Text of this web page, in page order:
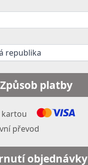
republika
Způsob platby
kartou
převod
objednávky